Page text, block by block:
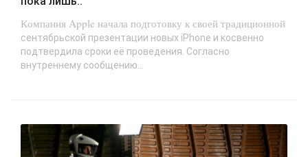
Компания Apple начала подготовку к своей традиционной
сентябрьской презентации новых iPhone и косвенно
подтвердила сроки её проведения. Согласно
внутреннему сообщению...